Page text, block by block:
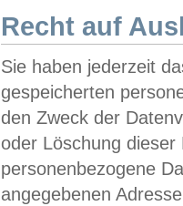
Recht auf
Sie haben jederzeit
gespeicherten
den Zweck der
oder Löschung
personenbezogene
angegebenen